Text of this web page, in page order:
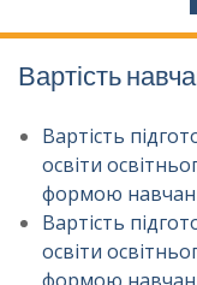
Вартість
Вартість
освіти
формою
Вартість
освіти